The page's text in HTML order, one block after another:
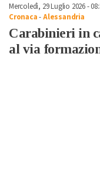
Mercoledì, 29 Luglio 2026 -
Cronaca-Alessandria
Carabinieri in
al via